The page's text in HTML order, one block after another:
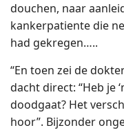
douchen, naar
kankerpatiente die
had gekregen…..
“En toen zei de
dacht direct: “Heb je
doodgaat? Het
hoor”. Bijzonder